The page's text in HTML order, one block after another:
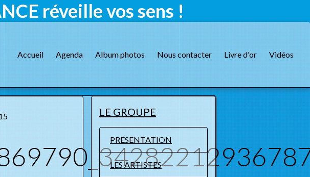
réveille vos sens !
Accueil Agenda Album photos Nous contacter Livre d'or Vidéos
LE GROUPE
PRESENTATION
LES ARTISTES